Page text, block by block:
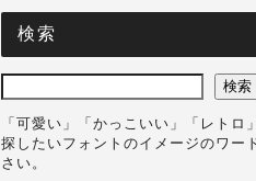
検索
検索
「可愛い」「かっこいい」「レトロ
探したいフォントのイメージのワー
さい。